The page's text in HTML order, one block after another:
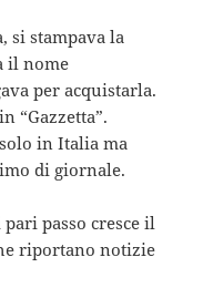
si stampava la
il nome
per acquistarla.
“Gazzetta”.
in Italia ma
di giornale.
passo cresce il
riportano notizie